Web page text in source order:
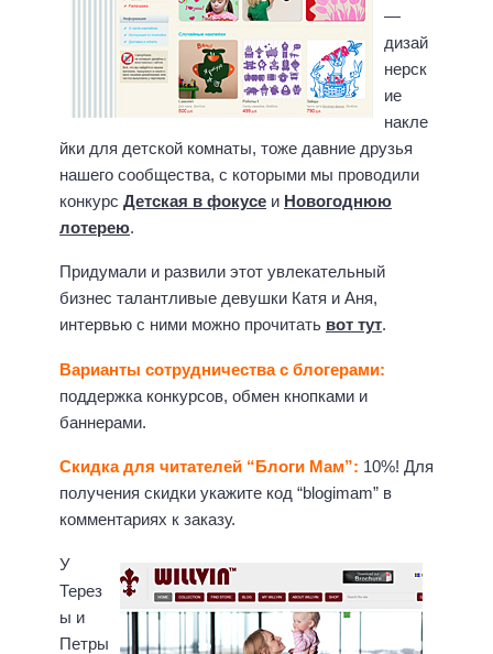
—
дизай
нерск
ие
накле
йки для детской комнаты, тоже давние друзья
нашего сообщества, с которыми мы проводили
конкурс Детская в фокусе и Новогоднюю
лотерею.
Придумали и развили этот увлекательный
бизнес талантливые девушки Катя и Аня,
интервью с ними можно прочитать вот тут.
Варианты сотрудничества с блогерами:
поддержка конкурсов, обмен кнопками и
баннерами.
Скидка для читателей “Блоги Мам”: 10%! Для
получения скидки укажите код “blogimam” в
комментариях к заказу.
У
Терез
ы и
Петры